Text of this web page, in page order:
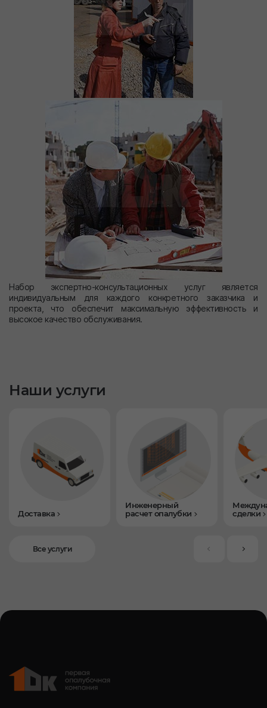
Набор экспертно-консультационных услуг является
индивидуальным для каждого конкретного заказчика и
проекта, что обеспечит максимальную эффективность и
высокое качество обслуживания.
Наши услуги
Все услуги
Доставка
Инженерный
расчет опалубки
сделки